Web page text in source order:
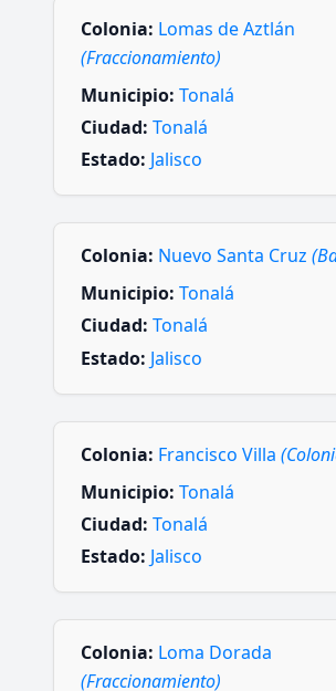
Colonia: Lomas de Aztlán
(Fraccionamiento)
Municipio: Tonalá
Ciudad: Tonalá
Estado: Jalisco
Colonia: Nuevo Santa Cruz
Municipio: Tonalá
Ciudad: Tonalá
Estado: Jalisco
Colonia: Francisco Villa
Municipio: Tonalá
Ciudad: Tonalá
Estado: Jalisco
Colonia: Loma Dorada
(Fraccionamiento)